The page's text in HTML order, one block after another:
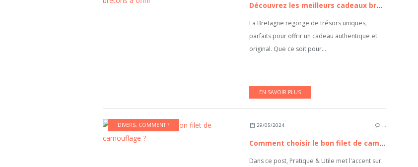
Découvrez les meilleurs cadeaux bretons à offrir
La Bretagne regorge de trésors uniques,
parfaits pour offrir un cadeau authentique et
original. Que ce soit pour...
EN SAVOIR PLUS
DIVERS, COMMENT ? 29/05/2024 …
Comment choisir le bon filet de camouflage ?
Dans ce post, Pratique & Utile met l'accent sur